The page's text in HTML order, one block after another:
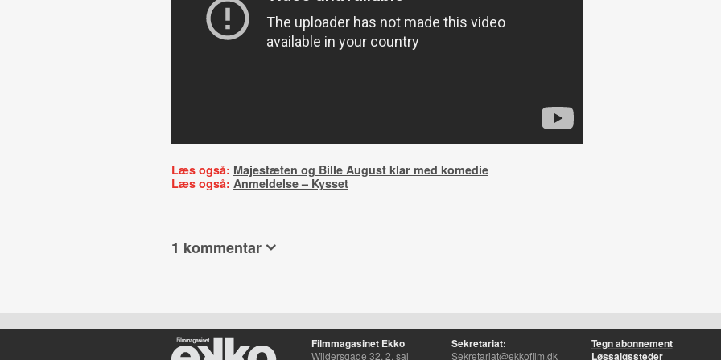
Læs også: Majestæten og Bille August klar med komedie
Læs også: Anmeldelse – Kysset
1 kommentar
Filmmagasinet Ekko
Wildersgade 32, 2. sal
Sekretariat:
Sekretariat@ekkofilm.dk
Tegn abonnement
Løssalgssteder